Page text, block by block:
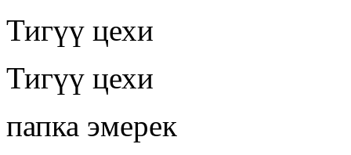
Тигүү цехи
Тигүү цехи
папка эмерек